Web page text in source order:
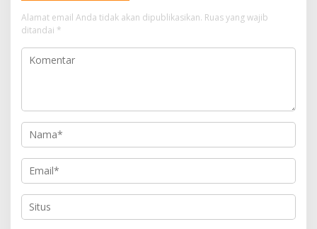
Alamat email Anda tidak akan dipublikasikan. Ruas yang wajib
ditandai *